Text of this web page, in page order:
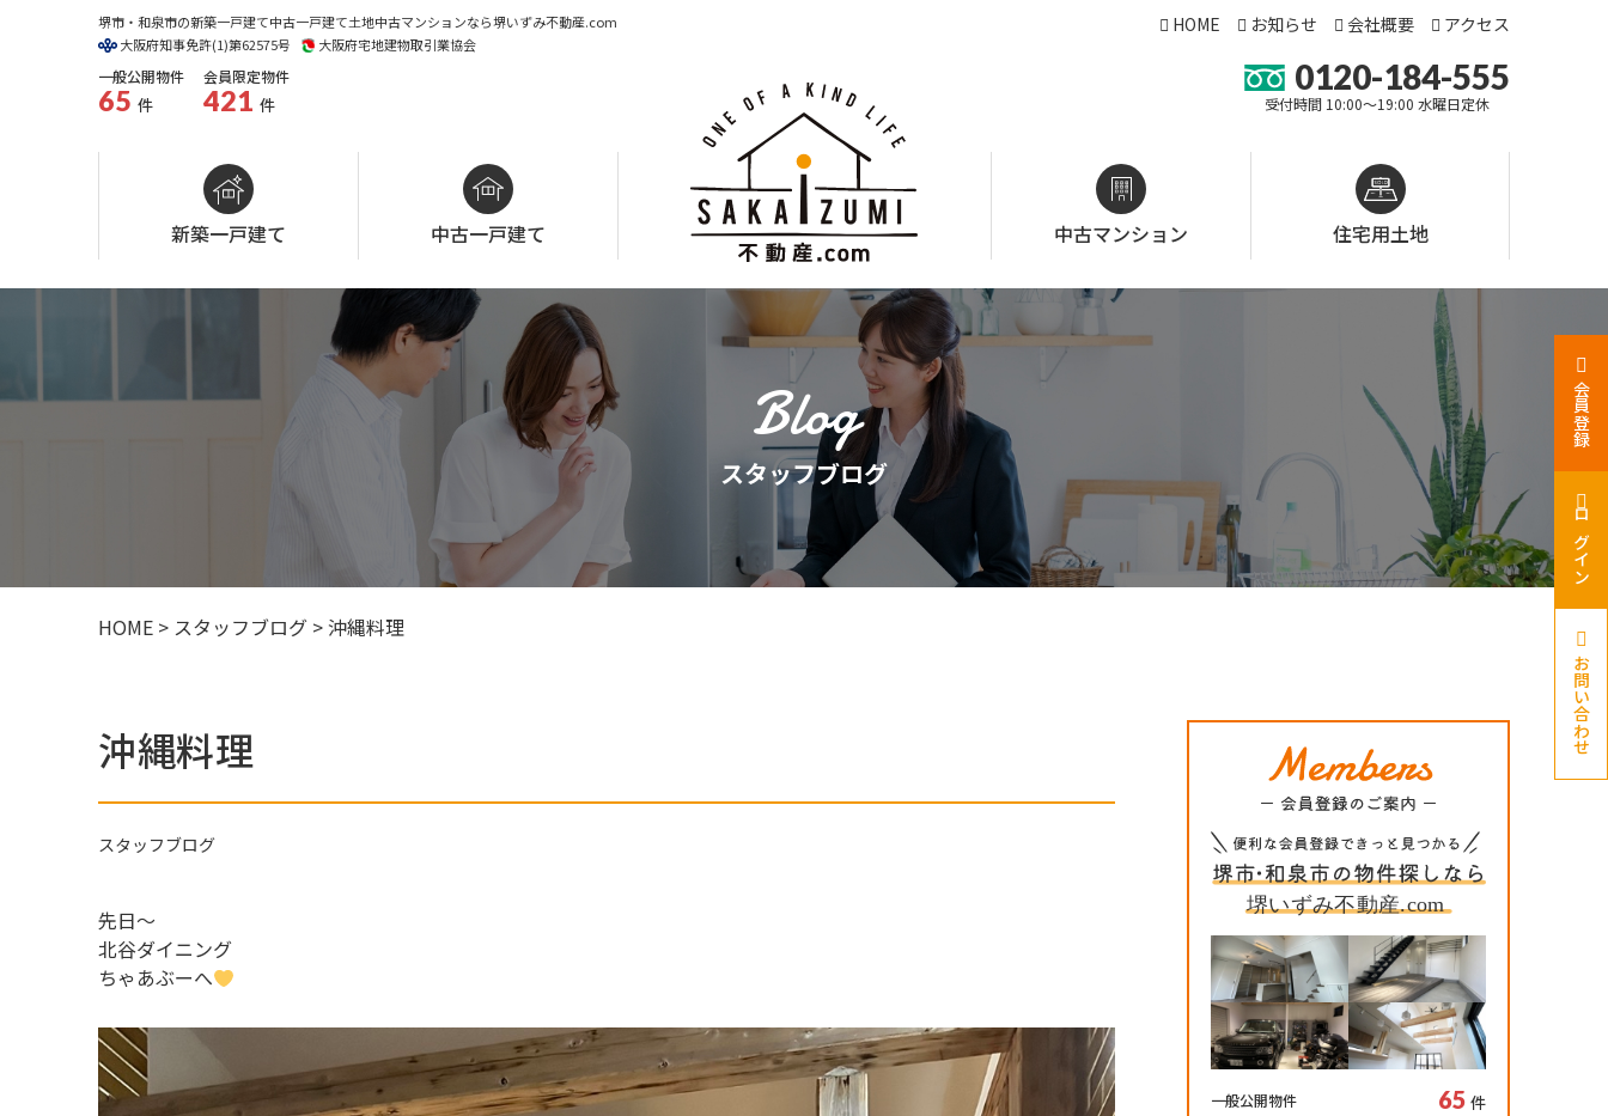
堺市・和泉市の新築一戸建て中古一戸建て土地中古マンションなら堺いずみ不動産.com
大阪府知事免許(1)第62575号
大阪府宅地建物取引業協会
一般公開物件
65 件
会員限定物件
421 件
HOME お知らせ 会社概要 アクセス
0120-184-555
受付時間 10:00～19:00 水曜日定休
新築一戸建て 中古一戸建て 中古マンション 住宅用土地
スタッフブログ
HOME > スタッフブログ >沖縄料理
沖縄料理
スタッフブログ
先日～
北谷ダイニング
ちゃあぶーへ
一般公開物件 65 件
会員登録
ログイン
お問い合わせ